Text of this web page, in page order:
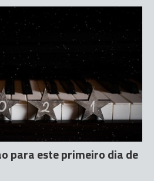
para este primeiro dia de